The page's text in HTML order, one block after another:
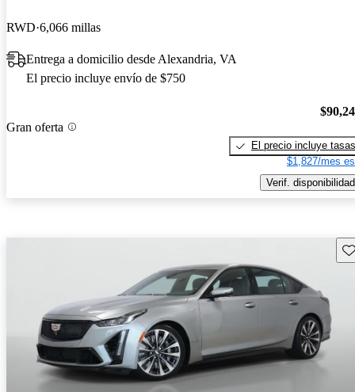
RWD 6,066 millas
Entrega a domicilio desde Alexandria, VA
El precio incluye envío de $750
Gran oferta
El precio incluye tasas
$1,827/mes
Verif. disponibilidad